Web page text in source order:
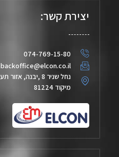
יצירת קשר:
074-769-15-80
backoffice@elcon.co.il
מיקוד 81224